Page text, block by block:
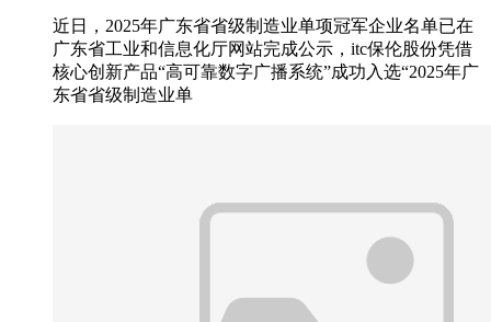
近日，2025年广东省省级制造业单项冠军企业名单已在
广东省工业和信息化厅网站完成公示，itc保伦股份凭借
核心创新产品“高可靠数字广播系统”成功入选“2025年广
东省省级制造业单